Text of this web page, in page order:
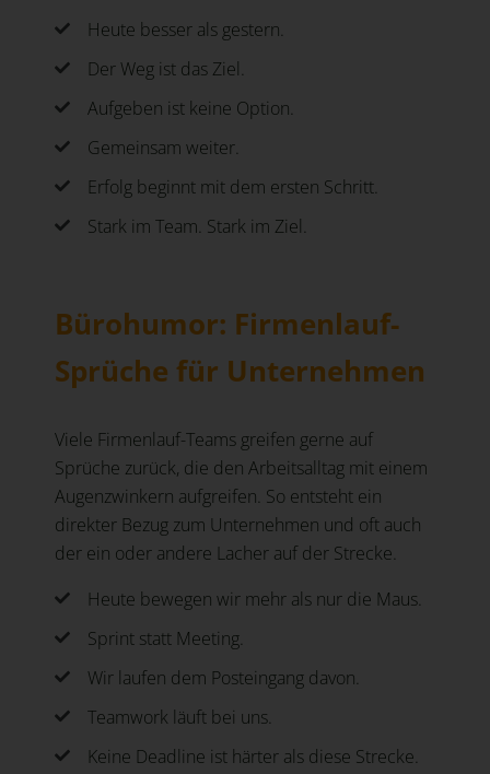
Heute besser als gestern.
Der Weg ist das Ziel.
Aufgeben ist keine Option.
Gemeinsam weiter.
Erfolg beginnt mit dem ersten Schritt.
Stark im Team. Stark im Ziel.
Bürohumor: Firmenlauf-
Sprüche für Unternehmen
Viele Firmenlauf-Teams greifen gerne auf
Sprüche zurück, die den Arbeitsalltag mit einem
Augenzwinkern aufgreifen. So entsteht ein
direkter Bezug zum Unternehmen und oft auch
der ein oder andere Lacher auf der Strecke.
Heute bewegen wir mehr als nur die Maus.
Sprint statt Meeting.
Wir laufen dem Posteingang davon.
Teamwork läuft bei uns.
Keine Deadline ist härter als diese Strecke.